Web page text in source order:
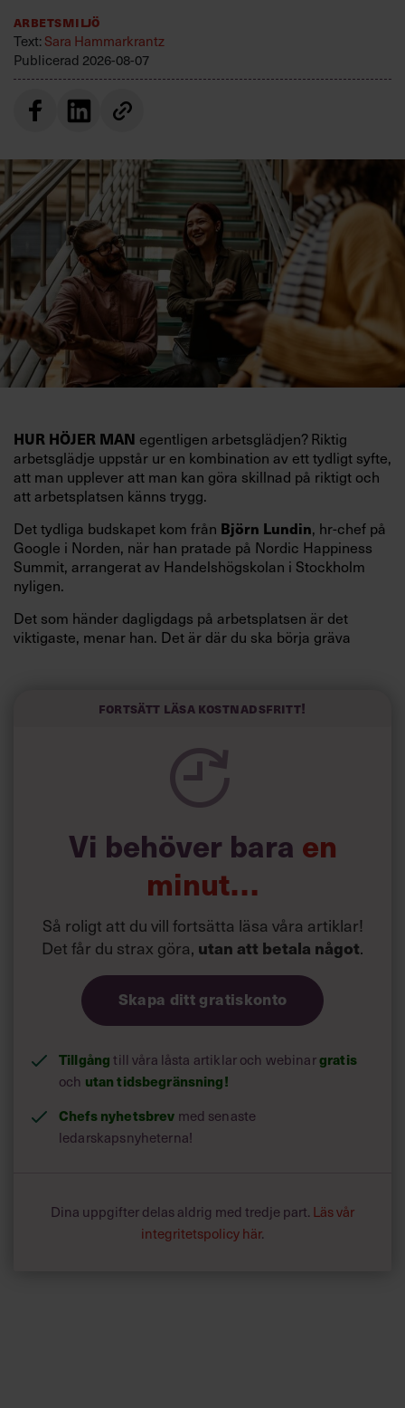
Arbetsmiljö
Text:Sara Hammarkrantz
Publicerad 2026-08-07
HUR HÖJER MAN egentligen arbetsglädjen? Riktig
arbetsglädje uppstår ur en kombination av ett tydligt syfte,
att man upplever att man kan göra skillnad på riktigt och
att arbetsplatsen känns trygg.
Det tydliga budskapet kom från Björn Lundin, hr-chef på
Google i Norden, när han pratade på Nordic Happiness
Summit, arrangerat av Handelshögskolan i Stockholm
nyligen.
Det som händer dagligdags på arbetsplatsen är det
viktigaste, menar han. Det är där du ska börja gräva
och höjt arbetsglädjen på Google:
Fortsätt läsa kostnadsfritt!
Vi behöver bara en
minut…
Så roligt att du vill fortsätta läsa våra artiklar!
Det får du strax göra, utan att betala något.
Skapa ditt gratiskonto
Tillgångtill våra låsta artiklar och webinargratis
och utan tidsbegränsning!
Chefs nyhetsbrev med senaste
ledarskapsnyheterna!
Dina uppgifter delas aldrig med tredje part. Läs vår
integritetspolicy här.